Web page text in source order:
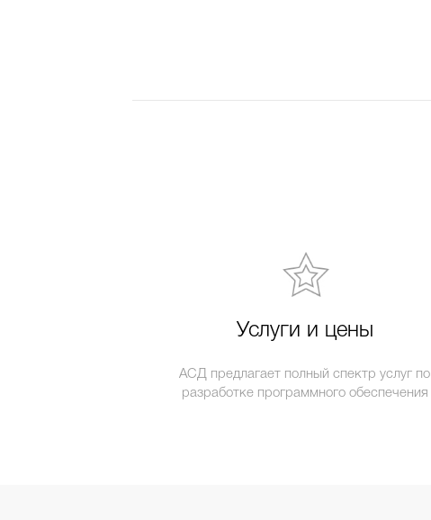
Услуги и цены
АСД предлагает полный спектр услуг по
разработке программного обеспечения